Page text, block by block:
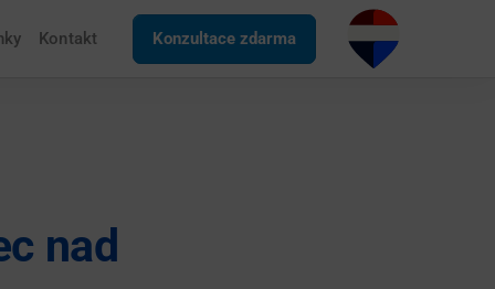
Kontakt Konzultace zdarma
nad